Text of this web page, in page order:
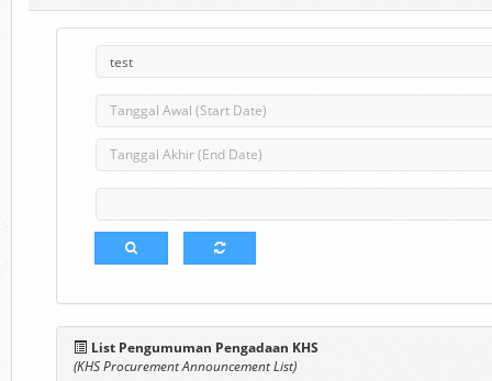
List Pengumuman Pengadaan KHS
(KHS Procurement Announcement List)